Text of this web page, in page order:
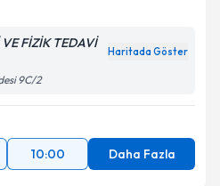
FİZİK TEDAVİ
Haritada Göster
9C/2
10:00 Daha Fazla